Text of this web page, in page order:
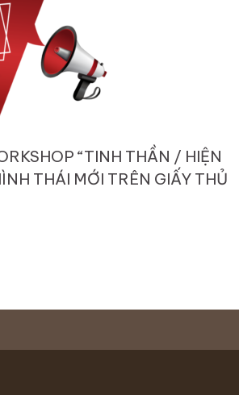
“TINH THẦN / HIỆN
THÁI MỚI TRÊN GIẤY THỦ